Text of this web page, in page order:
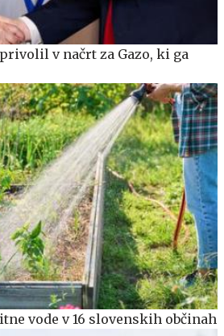
v načrt za Gazo, ki ga
vode v 16 slovenskih občinah